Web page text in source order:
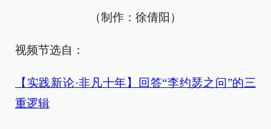
（制作：徐倩阳）
视频节选自：
【实践新论·非凡十年】回答“李约瑟之问”的三
重逻辑